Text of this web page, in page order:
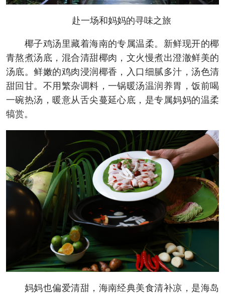
赴一场和妈妈的寻味之旅
椰子鸡汤里藏着海南的专属温柔。新鲜现开的椰
青熬煮汤底，混合清甜椰肉，文火慢煮出澄澈鲜美的
汤底。鲜嫩的鸡肉浸润椰香，入口细腻多汁，汤色清
甜回甘。不用繁杂调料，一锅暖汤温润养胃，饭前喝
一碗热汤，暖意从舌尖蔓延心底，是专属妈妈的温柔
犒赏。
妈妈也偏爱清甜，海南经典美食清补凉，是海岛